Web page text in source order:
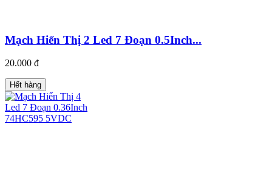
Mạch Hiển Thị 2 Led 7 Đoạn 0.5Inch...
20.000 đ
Hết hàng